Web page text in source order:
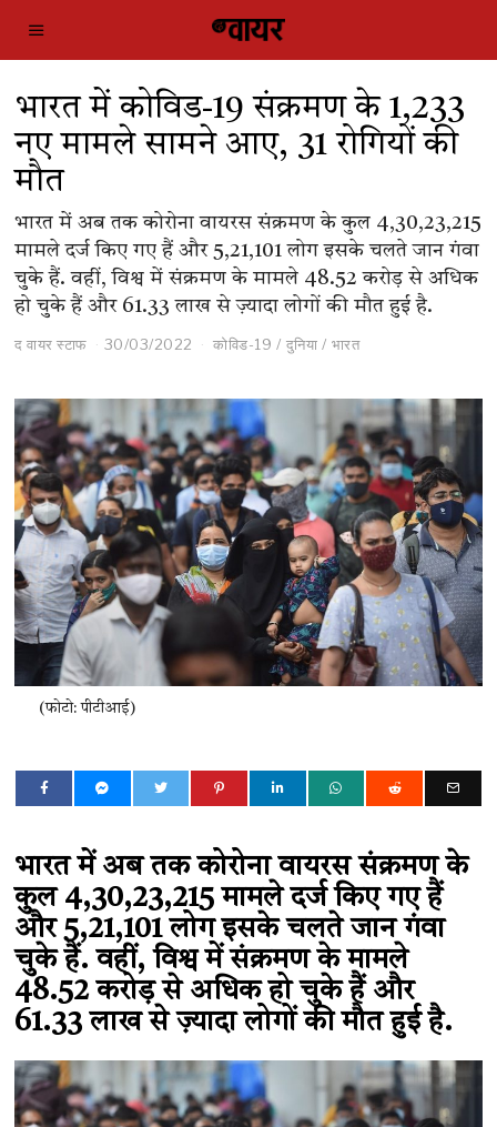
भारत में कोविड-19 संक्रमण के 1,233
नए मामले सामने आए, 31 रोगियों की
मौत
भारत में अब तक कोरोना वायरस संक्रमण के कुल 4,30,23,215
मामले दर्ज किए गए हैं और 5,21,101 लोग इसके चलते जान गंवा
चुके हैं. वहीं, विश्व में संक्रमण के मामले 48.52 करोड़ से अधिक
हो चुके हैं और 61.33 लाख से ज़्यादा लोगों की मौत हुई है.
द वायर स्टाफ 30/03/2022 कोविड-19 / दुनिया / भारत
(फोटो: पीटीआई)
भारत में अब तक कोरोना वायरस संक्रमण के
कुल 4,30,23,215 मामले दर्ज किए गए हैं
और 5,21,101 लोग इसके चलते जान गंवा
चुके हैं. वहीं, विश्व में संक्रमण के मामले
48.52 करोड़ से अधिक हो चुके हैं और
61.33 लाख से ज़्यादा लोगों की मौत हुई है.